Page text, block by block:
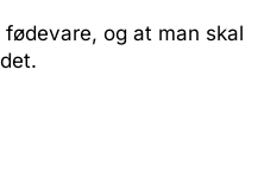
og at man skal